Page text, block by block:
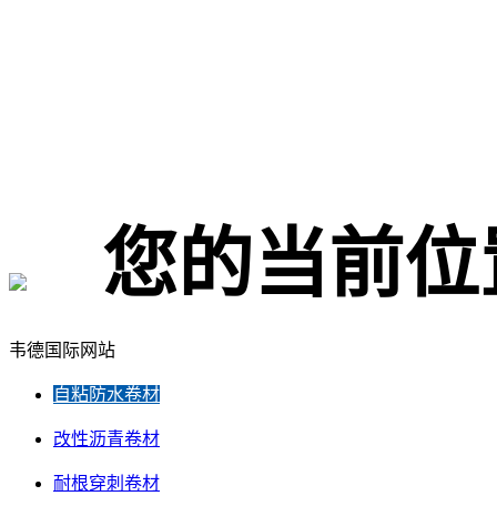
您的当前位
韦德国际网站
自粘防水卷材
改性沥青卷材
耐根穿刺卷材